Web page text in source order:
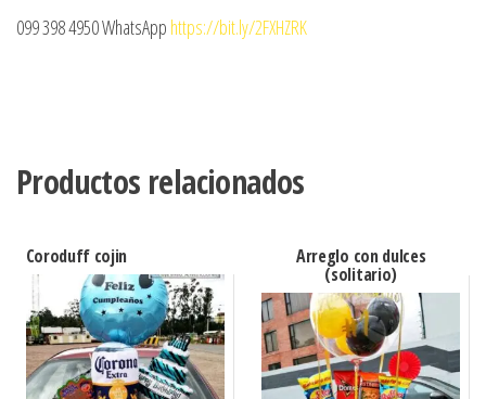
099 398 4950 WhatsApp https://bit.ly/2FXHZRK
Productos relacionados
Coroduff cojin Arreglo con dulces
(solitario)